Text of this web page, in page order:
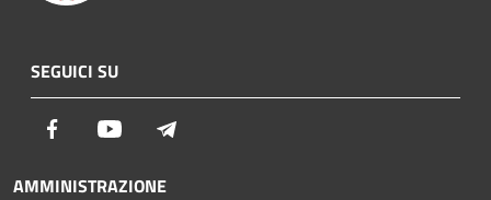
SEGUICI SU
Facebook Youtube
AMMINISTRAZIONE